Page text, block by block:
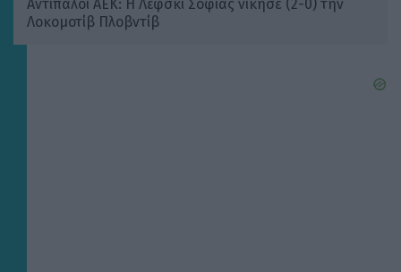
Αντίπαλοι ΑΕΚ: Η Λέφσκι Σόφιας νίκησε (2-0) την
Λοκομοτίβ Πλοβντίβ